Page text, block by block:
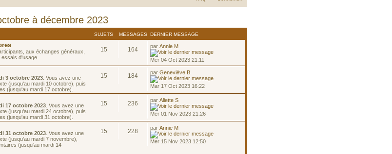
à décembre 2023
SUJETS MESSAGES DERNIER MESSAGE
aux échanges généraux,
d'usage.
15 164 parAnnie M
Mer 04 Oct 2023 21:11
3 octobre 2023 . Vous avez une
(jusqu'au mardi 10 octobre), puis
(jusqu'au mardi 17 octobre).
15 184 parGeneviève B
Mar 17 Oct 2023 16:22
17 octobre 2023 . Vous avez une
(jusqu'au mardi 24 octobre), puis
(jusqu'au mardi 31 octobre).
15 236 parAliette S
Mer 01 Nov 2023 21:26
31 octobre 2023 . Vous avez une
(jusqu'au mardi 7 novembre),
(jusqu'au mardi 14
15 228 parAnnie M
Mer 15 Nov 2023 12:50